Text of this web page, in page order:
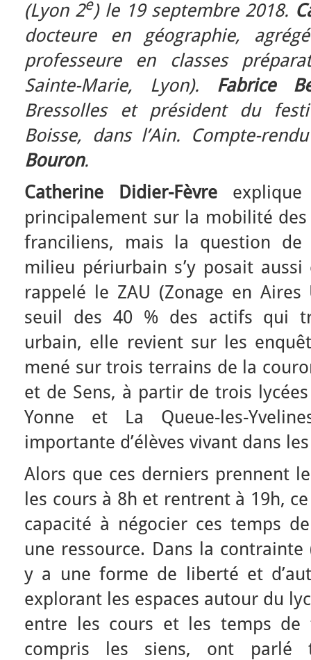
(Lyon 2e) le 19 septembre 2018.
docteure en géographie,
professeure en classes
Sainte-Marie, Lyon). Fabrice
Bressolles et président du
Boisse, dans l’Ain. Compte-
Bouron.
Catherine Didier-Fèvre
principalement sur la mobilité des
franciliens, mais la question de
milieu périurbain s’y posait
rappelé le ZAU (Zonage en
seuil des 40 % des actifs qui
urbain, elle revient sur les
mené sur trois terrains de la
et de Sens, à partir de trois
Yonne et La Queue-les-
importante d’élèves vivant dans
Alors que ces derniers prennent
les cours à 8h et rentrent à 19h,
capacité à négocier ces temps
une ressource. Dans la
y a une forme de liberté et
explorant les espaces autour du
entre les cours et les temps de
compris les siens, ont parlé